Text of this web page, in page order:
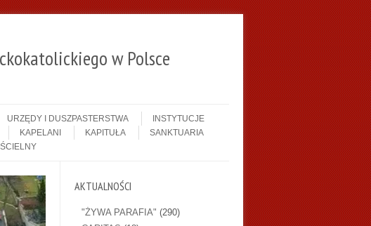
w Polsce
URZĘDY I DUSZPASTERSTWA
INSTYTUCJE
KAPELANI KAPITUŁA
SANKTUARIA
AKTUALNOŚCI
"ŻYWA PARAFIA" (290)